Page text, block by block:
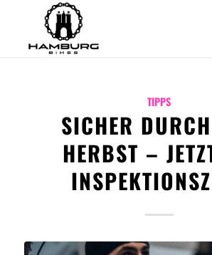
TIPPS
SICHER
HERBST –